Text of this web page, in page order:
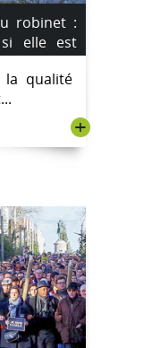
robinet :
elle est
la qualité
+